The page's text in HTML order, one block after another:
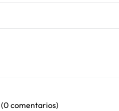
(0 comentarios)